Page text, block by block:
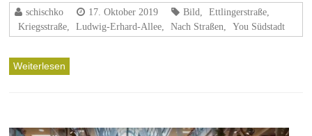
schischko 17. Oktober 2019 Bild Ettlingerstraße
Kriegsstraße
Ludwig-Erhard-Allee Nach Straßen You Südstadt
Weiterlesen